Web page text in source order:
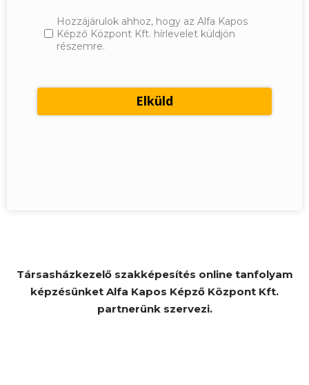
Hozzájárulok ahhoz, hogy az Alfa Kapos
Képző Központ Kft. hírlevelet küldjön
részemre.
Társasházkezelő szakképesítés online tanfolyam
képzésünket Alfa Kapos Képző Központ Kft.
partnerünk szervezi.